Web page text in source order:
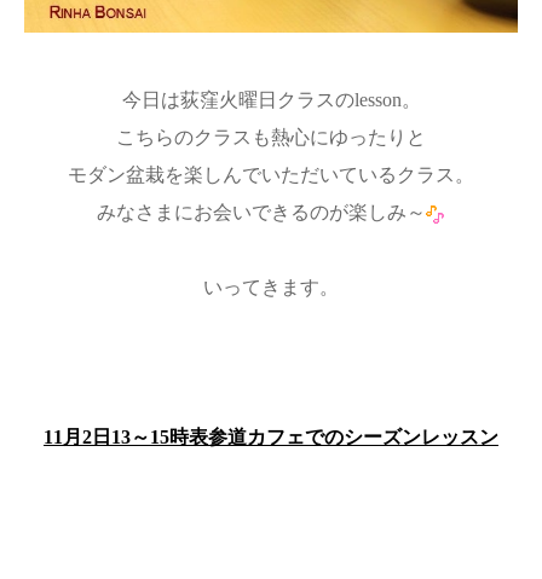
今日は荻窪火曜日クラスのlesson。
こちらのクラスも熱心にゆったりと
モダン盆栽を楽しんでいただいているクラス。
みなさまにお会いできるのが楽しみ～
いってきます。
11月2日13～15時表参道カフェでのシーズンレッスン